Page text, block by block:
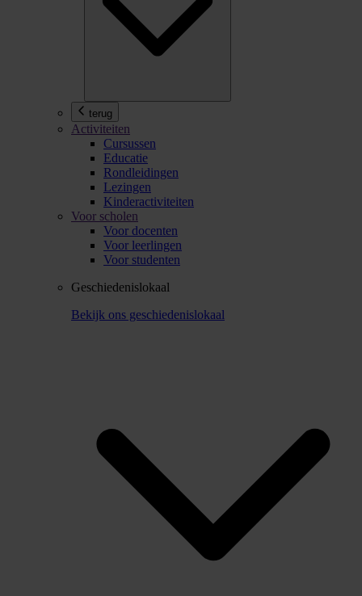
terug
Activiteiten
Cursussen
Educatie
Rondleidingen
Lezingen
Kinderactiviteiten
Voor scholen
Voor docenten
Voor leerlingen
Voor studenten
Geschiedenislokaal
Bekijk ons geschiedenislokaal